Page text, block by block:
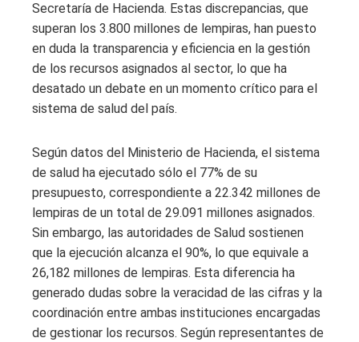
Secretaría de Hacienda. Estas discrepancias, que
superan los 3.800 millones de lempiras, han puesto
en duda la transparencia y eficiencia en la gestión
de los recursos asignados al sector, lo que ha
desatado un debate en un momento crítico para el
sistema de salud del país.
Según datos del Ministerio de Hacienda, el sistema
de salud ha ejecutado sólo el 77% de su
presupuesto, correspondiente a 22.342 millones de
lempiras de un total de 29.091 millones asignados.
Sin embargo, las autoridades de Salud sostienen
que la ejecución alcanza el 90%, lo que equivale a
26,182 millones de lempiras. Esta diferencia ha
generado dudas sobre la veracidad de las cifras y la
coordinación entre ambas instituciones encargadas
de gestionar los recursos. Según representantes de